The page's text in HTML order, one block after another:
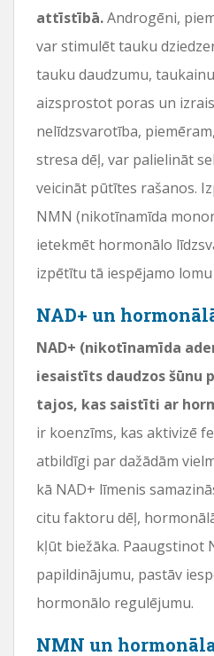
attīstībā.Androgēni,
var stimulēt tauku
tauku daudzumu,
aizsprostot poras un
nelīdzsvarotība,
stresa dēļ, var palielināt
veicināt pūtītes rašanos.
NMN (nikotīnamīda
ietekmēt hormonālo
izpētītu tā iespējamo
NAD+ un
NAD+ (nikotīnamīda
iesaistīts daudzos šūnu
tajos, kas saistīti ar
ir koenzīms, kas aktivizē
atbildīgi par dažādām
kā NAD+ līmenis
citu faktoru dēļ,
kļūt biežāka. Paaugstinot
papildinājumu, pastāv
hormonālo regulējumu.
NMN un